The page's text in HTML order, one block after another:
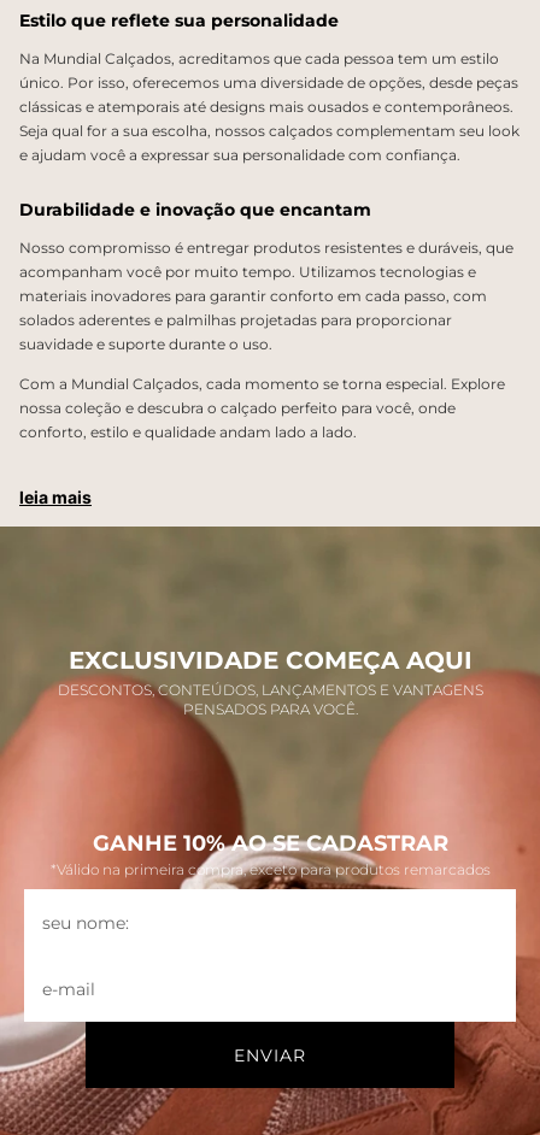
Estilo que reflete sua personalidade
Na Mundial Calçados, acreditamos que cada pessoa tem um estilo
único. Por isso, oferecemos uma diversidade de opções, desde peças
clássicas e atemporais até designs mais ousados e contemporâneos.
Seja qual for a sua escolha, nossos calçados complementam seu look
e ajudam você a expressar sua personalidade com confiança.
Durabilidade e inovação que encantam
Nosso compromisso é entregar produtos resistentes e duráveis, que
acompanham você por muito tempo. Utilizamos tecnologias e
materiais inovadores para garantir conforto em cada passo, com
solados aderentes e palmilhas projetadas para proporcionar
suavidade e suporte durante o uso.
Com a Mundial Calçados, cada momento se torna especial. Explore
nossa coleção e descubra o calçado perfeito para você, onde
conforto, estilo e qualidade andam lado a lado.
leia mais
EXCLUSIVIDADE COMEÇA AQUI
DESCONTOS, CONTEÚDOS, LANÇAMENTOS E VANTAGENS
PENSADOS PARA VOCÊ.
GANHE 10% AO SE CADASTRAR
*Válido na primeira compra, exceto para produtos remarcados